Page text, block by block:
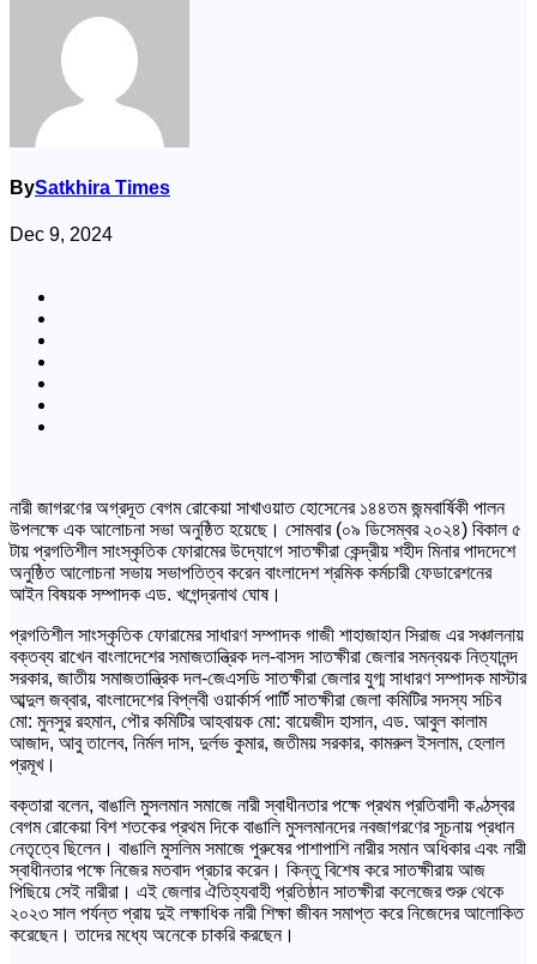
BySatkhira Times
Dec 9, 2024
নারী জাগরণের অগ্রদূত বেগম রোকেয়া সাখাওয়াত হোসেনের ১৪৪তম জন্মবার্ষিকী পালন
উপলক্ষে এক আলোচনা সভা অনুষ্ঠিত হয়েছে। সোমবার (০৯ ডিসেম্বর ২০২৪) বিকাল ৫
টায় প্রগতিশীল সাংস্কৃতিক ফোরামের উদ্যোগে সাতক্ষীরা কেন্দ্রীয় শহীদ মিনার পাদদেশে
অনুষ্ঠিত আলোচনা সভায় সভাপতিত্ব করেন বাংলাদেশ শ্রমিক কর্মচারী ফেডারেশনের
আইন বিষয়ক সম্পাদক এড. খগেন্দ্রনাথ ঘোষ।
প্রগতিশীল সাংস্কৃতিক ফোরামের সাধারণ সম্পাদক গাজী শাহাজাহান সিরাজ এর সঞ্চালনায়
বক্তব্য রাখেন বাংলাদেশের সমাজতান্ত্রিক দল-বাসদ সাতক্ষীরা জেলার সমন্বয়ক নিত্যানন্দ
সরকার, জাতীয় সমাজতান্ত্রিক দল-জেএসডি সাতক্ষীরা জেলার যুগ্ম সাধারণ সম্পাদক মাস্টার
আব্দুল জব্বার, বাংলাদেশের বিপ্লবী ওয়ার্কার্স পার্টি সাতক্ষীরা জেলা কমিটির সদস্য সচিব
মো: মুনসুর রহমান, পৌর কমিটির আহবায়ক মো: বায়েজীদ হাসান, এড. আবুল কালাম
আজাদ, আবু তালেব, নির্মল দাস, দুর্লভ কুমার, জতীময় সরকার, কামরুল ইসলাম, হেলাল
প্রমূখ।
বক্তারা বলেন, বাঙালি মুসলমান সমাজে নারী স্বাধীনতার পক্ষে প্রথম প্রতিবাদী কণ্ঠস্বর
বেগম রোকেয়া বিশ শতকের প্রথম দিকে বাঙালি মুসলমানদের নবজাগরণের সূচনায় প্রধান
নেতৃত্বে ছিলেন। বাঙালি মুসলিম সমাজে পুরুষের পাশাপাশি নারীর সমান অধিকার এবং নারী
স্বাধীনতার পক্ষে নিজের মতবাদ প্রচার করেন। কিন্তু বিশেষ করে সাতক্ষীরায় আজ
পিছিয়ে সেই নারীরা। এই জেলার ঐতিহ্যবাহী প্রতিষ্ঠান সাতক্ষীরা কলেজের শুরু থেকে
২০২৩ সাল পর্যন্ত প্রায় দুই লক্ষাধিক নারী শিক্ষা জীবন সমাপ্ত করে নিজেদের আলোকিত
করেছেন। তাদের মধ্যে অনেকে চাকরি করছেন।